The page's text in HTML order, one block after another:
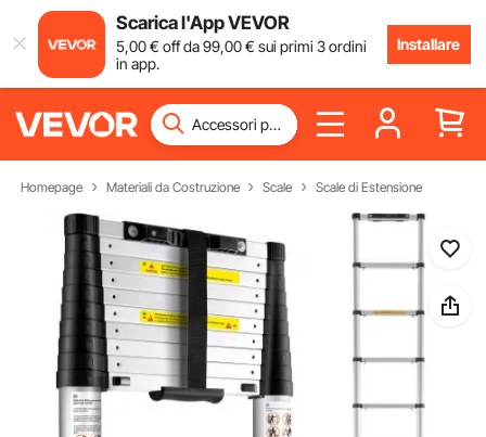
Scarica l'App VEVOR
5,00€ off da99,00€ sui primi 3 ordini
in app.
Installare
Homepage Materiali da Costruzione Scale Scale di Estensione